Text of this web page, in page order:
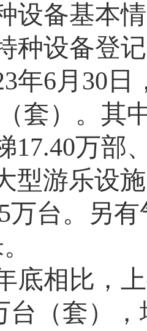
设备基本
种设备登
年6月 30 日
套）。其
17.40万部
型游乐设施
万台。另有
底相比，
台（套），